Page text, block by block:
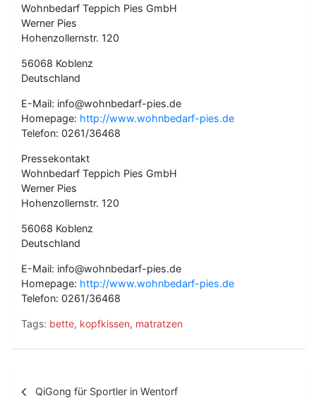
Wohnbedarf Teppich Pies GmbH
Werner Pies
Hohenzollernstr. 120
56068 Koblenz
Deutschland
E-Mail: info@wohnbedarf-pies.de
Homepage: http://www.wohnbedarf-pies.de
Telefon: 0261/36468
Pressekontakt
Wohnbedarf Teppich Pies GmbH
Werner Pies
Hohenzollernstr. 120
56068 Koblenz
Deutschland
E-Mail: info@wohnbedarf-pies.de
Homepage: http://www.wohnbedarf-pies.de
Telefon: 0261/36468
Tags: bette, kopfkissen, matratzen
QiGong für Sportler in Wentorf